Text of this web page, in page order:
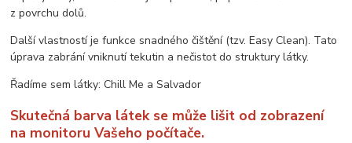
z povrchu dolů.
Další vlastností je funkce snadného čištění (tzv. Easy Clean). Tato
úprava zabrání vniknutí tekutin a nečistot do struktury látky.
Řadíme sem látky: Chill Me a Salvador
Skutečná barva látek se může lišit od zobrazení
na monitoru Vašeho počítače.